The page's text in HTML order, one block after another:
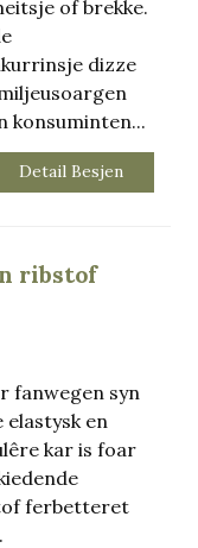
of brekke.
dizze
konsuminten...
Detail Besjen
ribstof
fanwegen syn
elastysk en
kar is foar
ferbetteret